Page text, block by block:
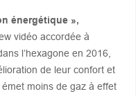
énergétique »,
vidéo accordée à
l’hexagone en 2016,
de leur confort et
moins de gaz à effet